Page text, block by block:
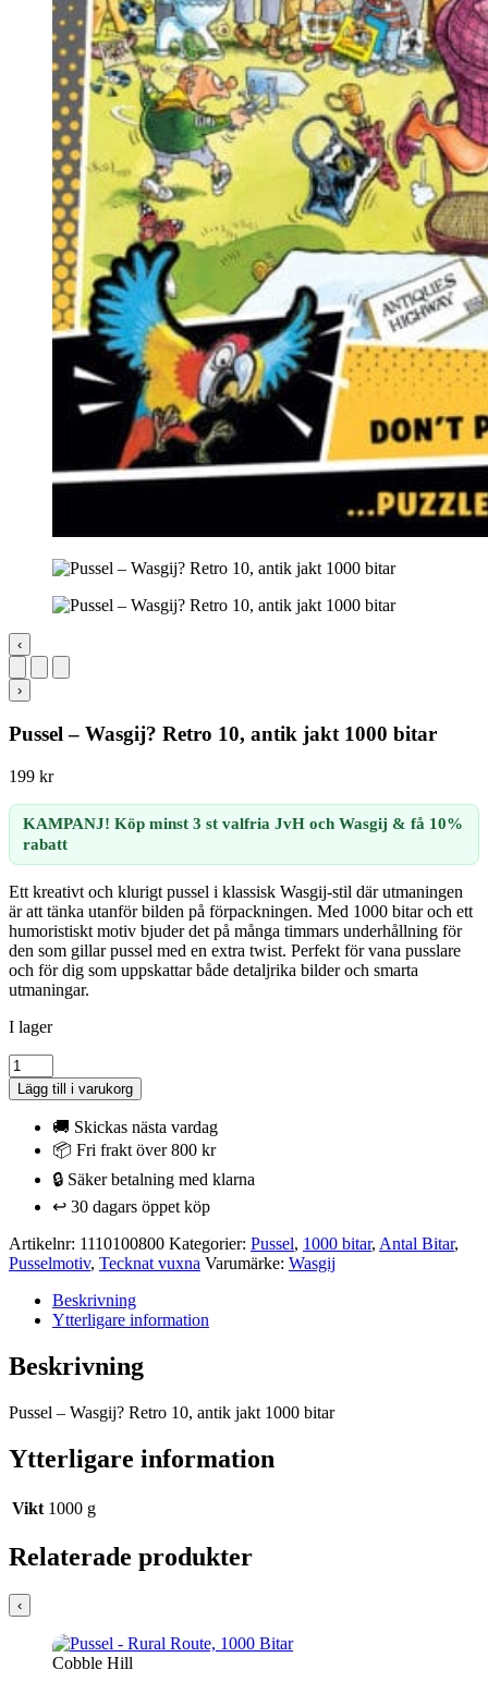
‹
›
Pussel – Wasgij? Retro 10, antik jakt 1000 bitar
199 kr
KAMPANJ! Köp minst 3 st valfria JvH och Wasgij & få 10%
rabatt
Ett kreativt och klurigt pussel i klassisk Wasgij-stil där utmaningen
är att tänka utanför bilden på förpackningen. Med 1000 bitar och ett
humoristiskt motiv bjuder det på många timmars underhållning för
den som gillar pussel med en extra twist. Perfekt för vana pusslare
och för dig som uppskattar både detaljrika bilder och smarta
utmaningar.
I lager
Pussel
-
Wasgij?
Retro
mängd
Lägg till i varukorg
🚚 Skickas nästa vardag
📦 Fri frakt över 800 kr
🔒 Säker betalning med klarna
↩️ 30 dagars öppet köp
Artikelnr: 1110100800 Kategorier: Pussel, 1000 bitar, Antal Bitar,
Pusselmotiv, Tecknat vuxna Varumärke: Wasgij
Beskrivning
Ytterligare information
Beskrivning
Pussel – Wasgij? Retro 10, antik jakt 1000 bitar
Ytterligare information
Vikt 1000 g
Relaterade produkter
‹
Cobble Hill